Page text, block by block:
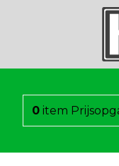
0 item